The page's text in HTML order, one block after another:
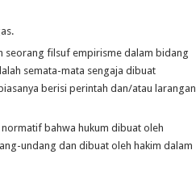
seorang filsuf empirisme dalam bidang
semata-mata sengaja dibuat
berisi perintah dan/atau larangan
bahwa hukum dibuat oleh
undang dan dibuat oleh hakim dalam